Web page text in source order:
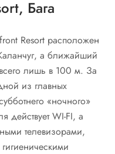
Бага
Resort расположен
а ближайший
лишь в 100 м. За
из главных
«ночного»
действует WI-FI, а
телевизорами,